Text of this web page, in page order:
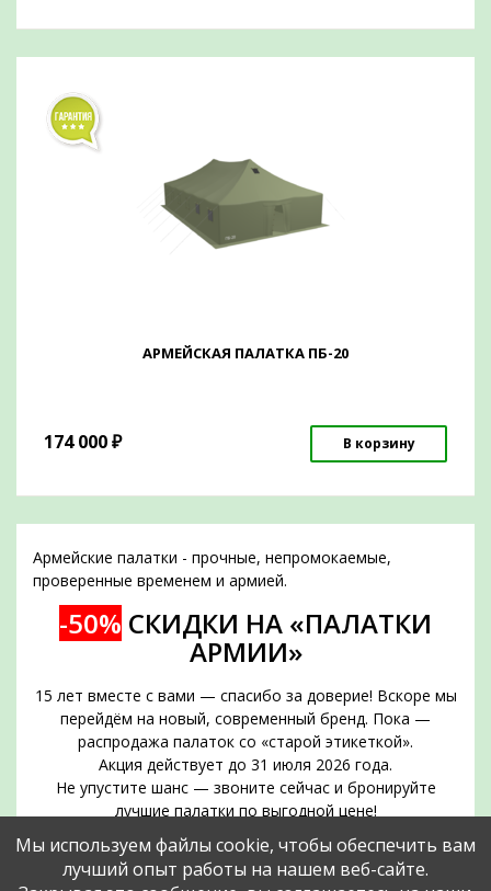
АРМЕЙСКАЯ ПАЛАТКА ПБ-20
174 000₽ В корзину
Армейские палатки - прочные, непромокаемые,
проверенные временем и армией.
-50% СКИДКИ НА «ПАЛАТКИ
АРМИИ»
15 лет вместе с вами — спасибо за доверие! Вскоре мы
перейдём на новый, современный бренд. Пока —
распродажа палаток со «старой этикеткой».
Акция действует до 31 июля 2026 года.
Не упустите шанс — звоните сейчас и бронируйте
лучшие палатки по выгодной цене!
Срок действия акции — до 31 июля 2026 года
Позвоните прямо сейчас и забронируйте нужное
количество палаток по специальной цене!
Мы используем файлы cookie, чтобы обеспечить вам
лучший опыт работы на нашем веб-сайте.